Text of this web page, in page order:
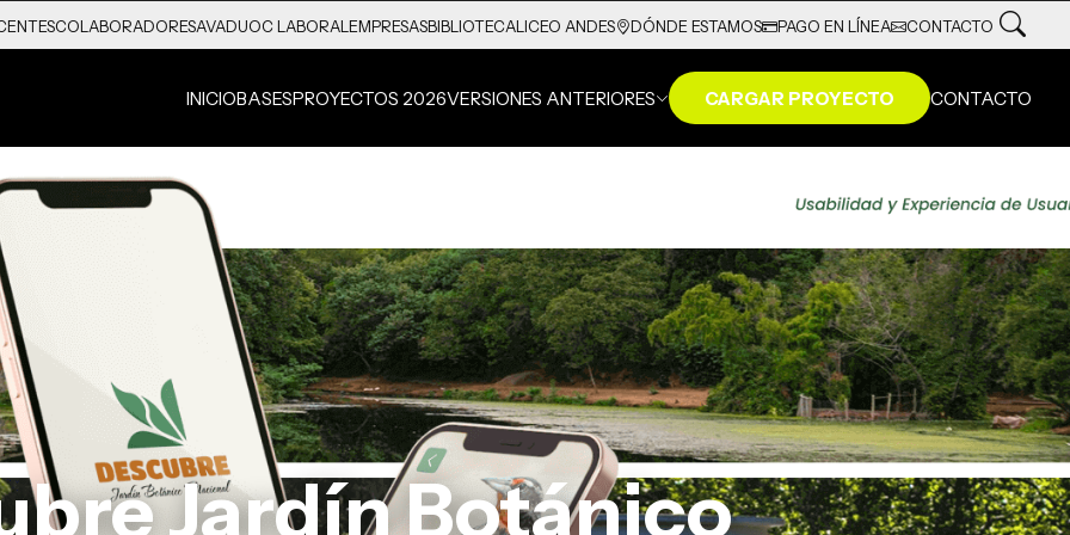
COLABORADORESAVADUOC LABORAL EMPRESASBIBLIOTECALICEO ANDES DÓNDE ESTAMOS PAGO EN LÍNEA CONTACTO
INICIOBASESPROYECTOS 2026VERSIONES ANTERIORES CARGAR PROYECTO CONTACTO
Jardín Botánico